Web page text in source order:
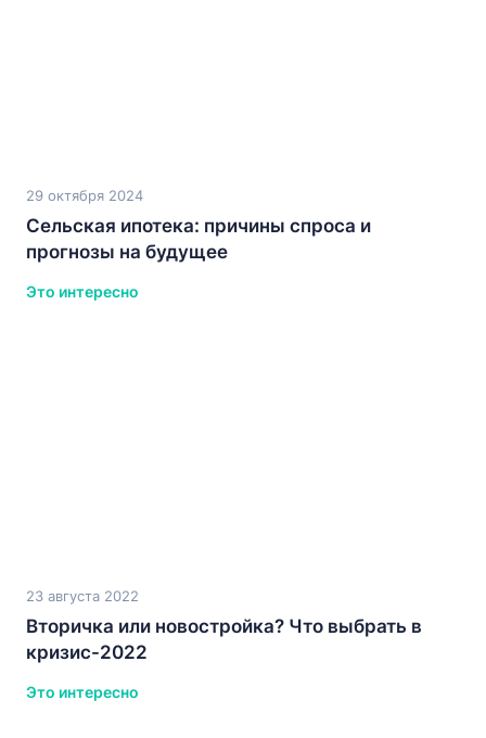
29 октября 2024
Сельская ипотека: причины спроса и
прогнозы на будущее
Это интересно
23 августа 2022
Вторичка или новостройка? Что выбрать в
кризис-2022
Это интересно